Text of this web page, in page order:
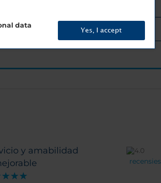
Details vergaderruimtes
y amabilidad
recensies
data
Yes, I accept